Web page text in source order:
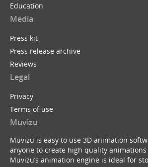
Education
Media
Press kit
Press release archive
Reviews
Legal
Privacy
Terms of use
Muvizu
Muvizu is easy to use 3D animation
anyone to create high quality animations
Muvizu’s animation engine is ideal for